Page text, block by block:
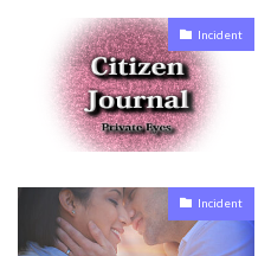
Incident
Incident